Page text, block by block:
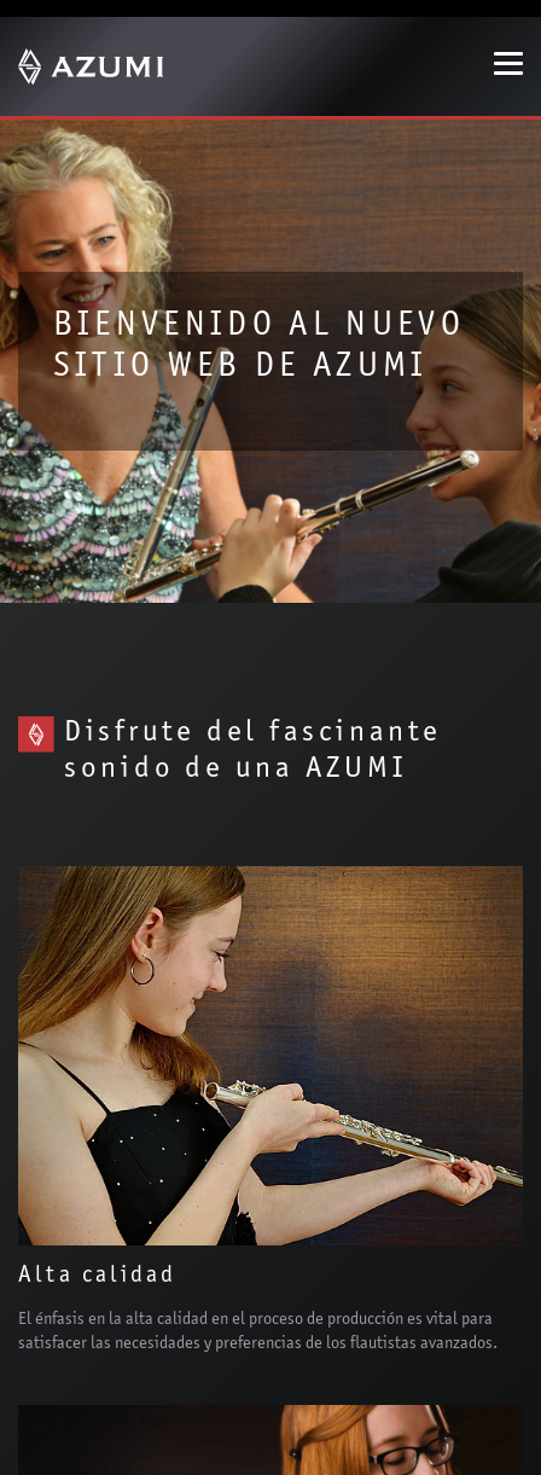
BIENVENIDO AL NUEVO
SITIO WEB DE AZUMI
Disfrute del fascinante
sonido de una AZUMI
Alta calidad
El énfasis en la alta calidad en el proceso de producción es vital para
satisfacer las necesidades y preferencias de los flautistas avanzados.